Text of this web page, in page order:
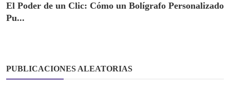
El Poder de un Clic: Cómo un Bolígrafo Personalizado
Pu...
PUBLICACIONES ALEATORIAS